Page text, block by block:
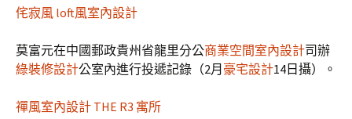
侘寂風 loft風室內設計
莫富元在中國郵政貴州省龍里分公商業空間室內設計司辦
綠裝修設計公室內進行投遞記錄（2月 豪宅設計14日攝）。
禪風室內設計 THE R3 寓所